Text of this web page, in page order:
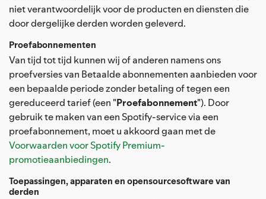
niet verantwoordelijk voor de producten en diensten die
door dergelijke derden worden geleverd.
Proefabonnementen
Van tijd tot tijd kunnen wij of anderen namens ons
proefversies van Betaalde abonnementen aanbieden voor
een bepaalde periode zonder betaling of tegen een
gereduceerd tarief (een "Proefabonnement"). Door
gebruik te maken van een Spotify-service via een
proefabonnement, moet u akkoord gaan met de
Voorwaarden voor Spotify Premium-
promotieaanbiedingen.
Toepassingen, apparaten en opensourcesoftware van
derden